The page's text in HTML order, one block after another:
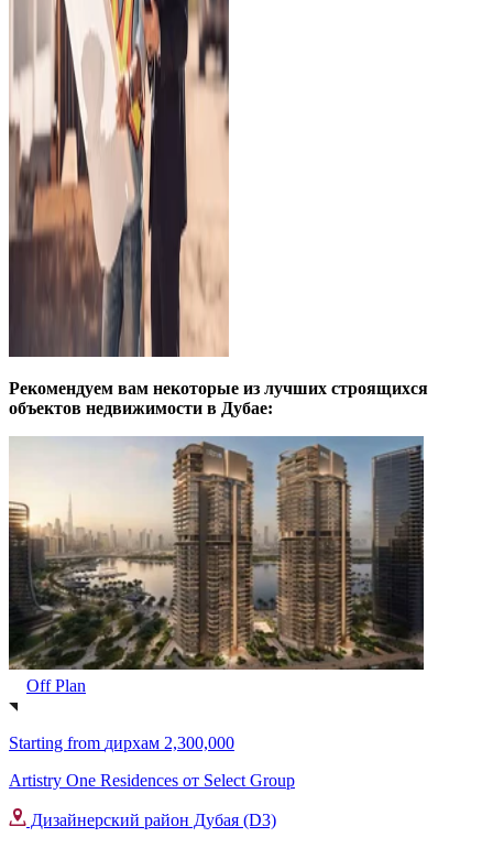
Рекомендуем вам некоторые из лучших строящихся
объектов недвижимости в Дубае:
Off Plan
Starting from дирхам 2,300,000
Artistry One Residences от Select Group
Дизайнерский район Дубая (D3)